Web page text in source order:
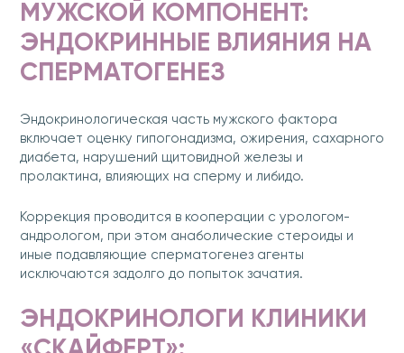
МУЖСКОЙ КОМПОНЕНТ:
ЭНДОКРИННЫЕ ВЛИЯНИЯ НА
СПЕРМАТОГЕНЕЗ
Эндокринологическая часть мужского фактора
включает оценку гипогонадизма, ожирения, сахарного
диабета, нарушений щитовидной железы и
пролактина, влияющих на сперму и либидо.
Коррекция проводится в кооперации с урологом-
андрологом, при этом анаболические стероиды и
иные подавляющие сперматогенез агенты
исключаются задолго до попыток зачатия.
ЭНДОКРИНОЛОГИ КЛИНИКИ